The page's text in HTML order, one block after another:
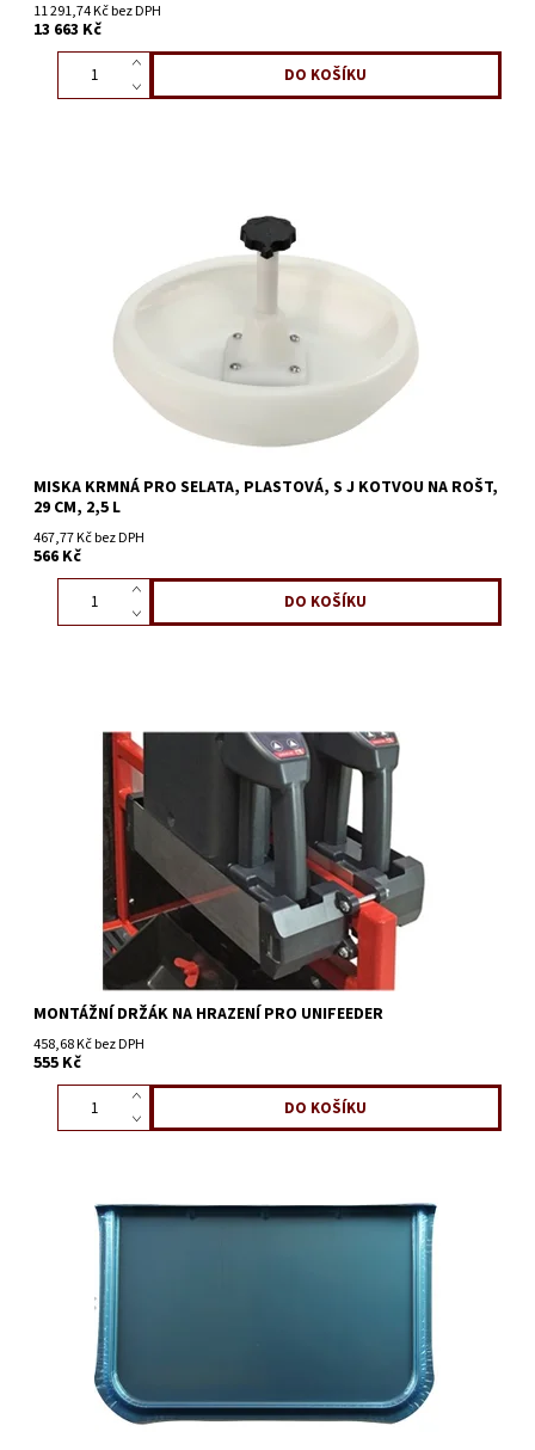
11 291,74 Kč bez DPH
13 663 Kč
MISKA KRMNÁ PRO SELATA, PLASTOVÁ, S J KOTVOU NA ROŠT,
29 CM, 2,5 L
467,77 Kč bez DPH
566 Kč
MONTÁŽNÍ DRŽÁK NA HRAZENÍ PRO UNIFEEDER
458,68 Kč bez DPH
555 Kč